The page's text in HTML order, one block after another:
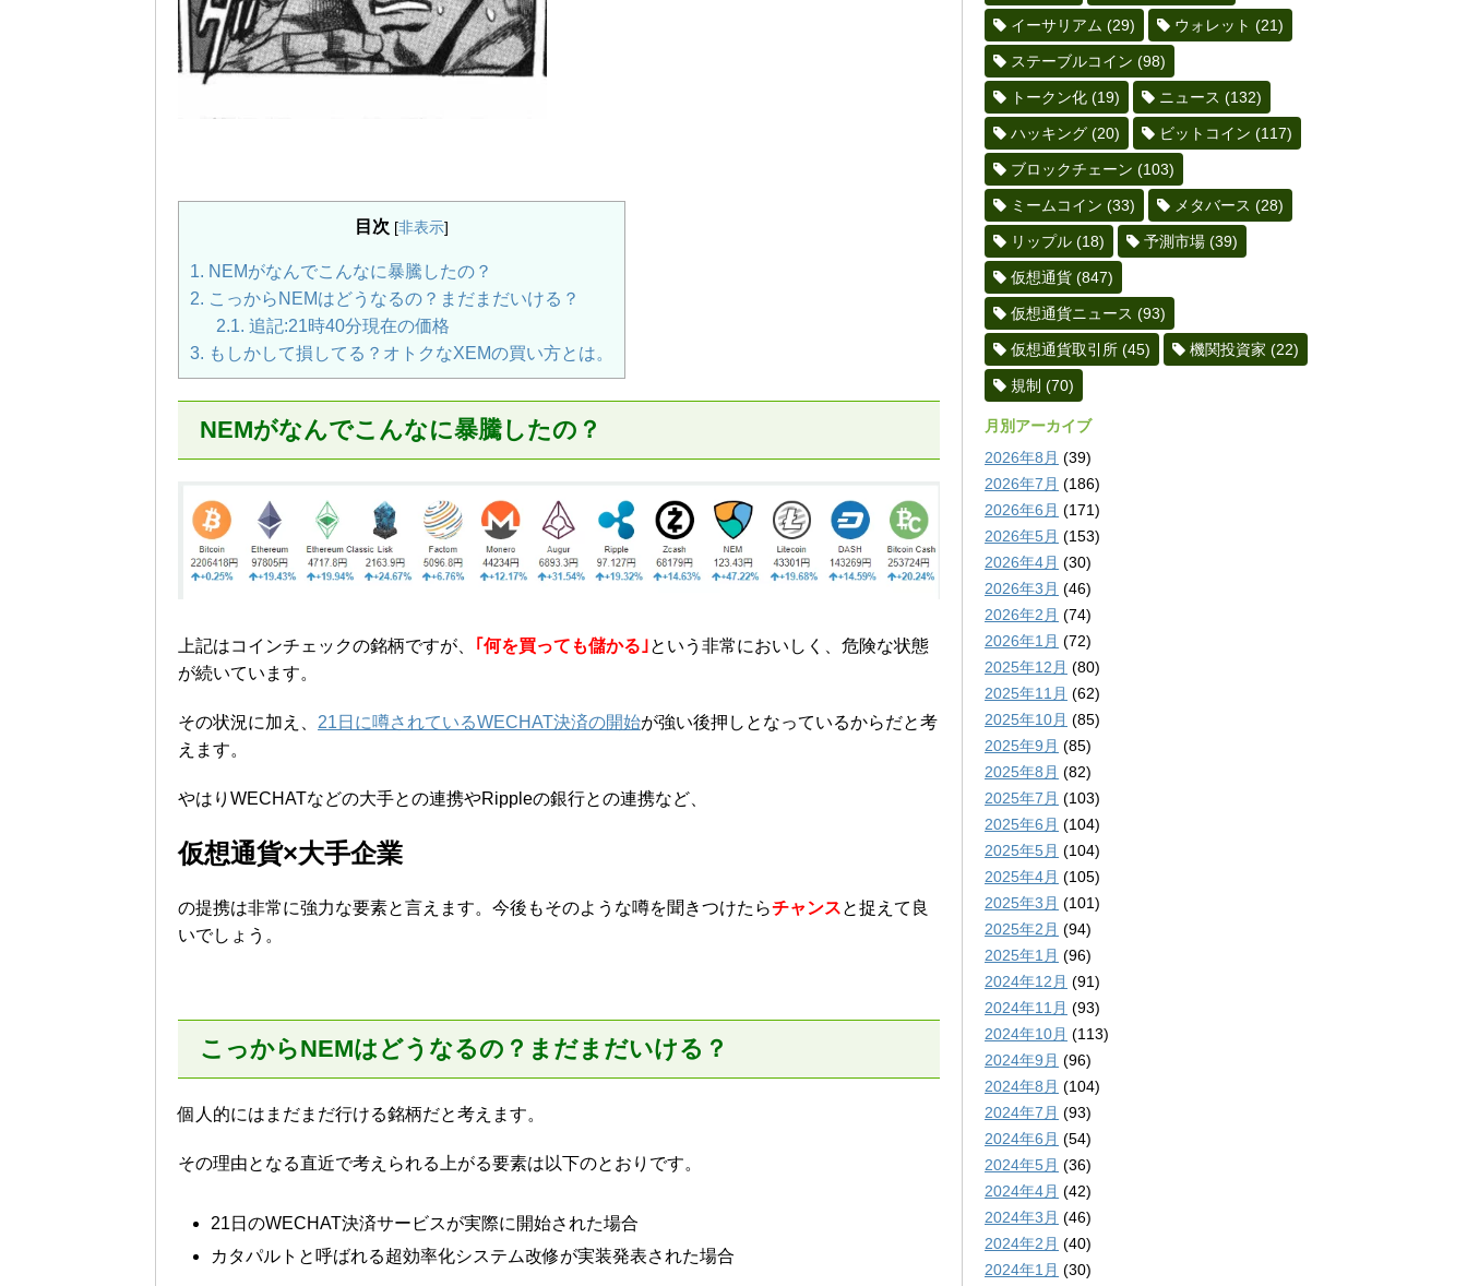
目次 [非表示]
1. NEMがなんでこんなに暴騰したの？
2. こっからNEMはどうなるの？まだまだいける？
2.1. 追記:21時40分現在の価格
3. もしかして損してる？オトクなXEMの買い方とは。
NEMがなんでこんなに暴騰したの？
上記はコインチェックの銘柄ですが、 ｢何を買っても儲かる｣という非常においしく、危険な状態
が続いています。
その状況に加え、 21日に噂されているWECHAT決済の開始が強い後押しとなっているからだと考
えます。
やはりWECHATなどの大手との連携やRippleの銀行との連携など、
仮想通貨×大手企業
の提携は非常に強力な要素と言えます。今後もそのような噂を聞きつけたらチャンスと捉えて良
いでしょう。
こっからNEMはどうなるの？まだまだいける？
個人的にはまだまだ行ける銘柄だと考えます。
その理由となる直近で考えられる上がる要素は以下のとおりです。
21日のWECHAT決済サービスが実際に開始された場合
カタパルトと呼ばれる超効率化システム改修が実装発表された場合
イーサリアム (29) ウォレット (21)
ステーブルコイン (98)
トークン化 (19) ニュース (132)
ハッキング (20) ビットコイン (117)
ブロックチェーン (103)
ミームコイン (33) メタバース (28)
リップル (18) 予測市場 (39)
仮想通貨 (847)
仮想通貨ニュース (93)
仮想通貨取引所 (45) 機関投資家 (22)
規制 (70)
月別アーカイブ
2026年8月 (39)
2026年7月 (186)
2026年6月 (171)
2026年5月 (153)
2026年4月 (30)
2026年3月 (46)
2026年2月 (74)
2026年1月 (72)
2025年12月 (80)
2025年11月 (62)
2025年10月 (85)
2025年9月 (85)
2025年8月 (82)
2025年7月 (103)
2025年6月 (104)
2025年5月 (104)
2025年4月 (105)
2025年3月 (101)
2025年2月 (94)
2025年1月 (96)
2024年12月 (91)
2024年11月 (93)
2024年10月 (113)
2024年9月 (96)
2024年8月 (104)
2024年7月 (93)
2024年6月 (54)
2024年5月 (36)
2024年4月 (42)
2024年3月 (46)
2024年2月 (40)
2024年1月 (30)